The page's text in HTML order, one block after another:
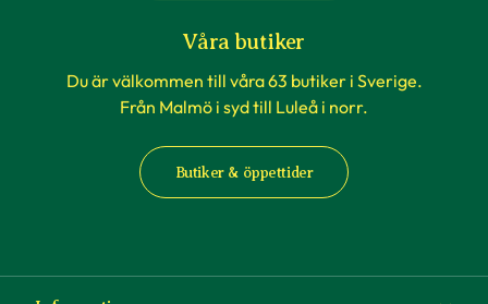
Våra butiker
Du är välkommen till våra 63 butiker i Sverige.
Från Malmö i syd till Luleå i norr.
Butiker & öppettider